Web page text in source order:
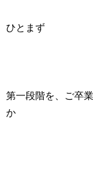
ひとまず
第一段階を、ご卒
か